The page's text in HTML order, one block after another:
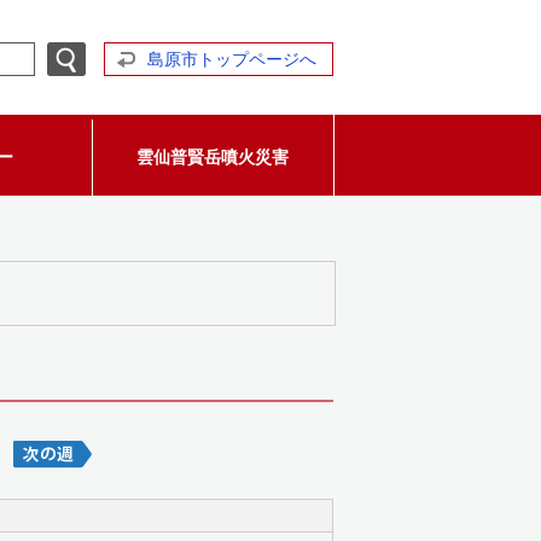
島原市トップページへ
雲仙普賢岳噴火災害